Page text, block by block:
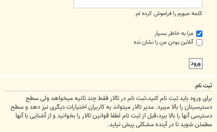
کلمه عبورم را فراموش کرده ام
مرا به خاطر بسپار
آنلاین بودن من را نشان نده
ثبت نام
برای ورود باید ثبت نام کنید،ثبت نام در تالار فقط چند ثانیه میخواهد ولی سطح
دسترسیتان را بالا میبرد. مدیر تالار میتواند به کاربران اختیارات دیگری نیز دهد و سطح
دسترسی آنها را بالا ببرد،قبل از ثبت نام لطفا قوانین تالار را بخوانید و از آشنایی با آنها
مطمئن شوید تا در آینده مشکلی پیش نیاید.